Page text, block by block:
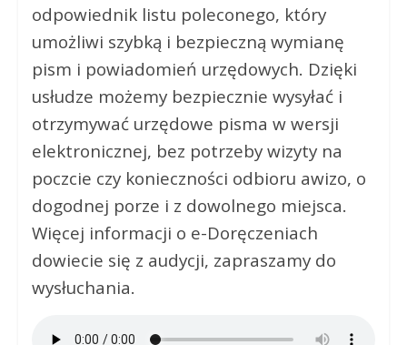
odpowiednik listu poleconego, który
umożliwi szybką i bezpieczną wymianę
pism i powiadomień urzędowych. Dzięki
usłudze możemy bezpiecznie wysyłać i
otrzymywać urzędowe pisma w wersji
elektronicznej, bez potrzeby wizyty na
poczcie czy konieczności odbioru awizo, o
dogodnej porze i z dowolnego miejsca.
Więcej informacji o e-Doręczeniach
dowiecie się z audycji, zapraszamy do
wysłuchania.